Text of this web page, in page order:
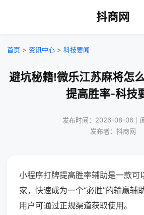
抖商网
首页 > 资讯中心 > 科技要闻
避坑秘籍!微乐江苏麻将怎
提高胜率-科技
发布时间：2026-08-06｜
发布者：抖商网
小程序打牌提高胜率辅助是一款可
家，快速成为一个“必胜”的输赢辅
用户可通过正规渠道获取使用。